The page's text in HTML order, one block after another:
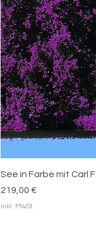
See in Farbe mit Carl F.
Preis
219,00 €
inkl. MwSt.